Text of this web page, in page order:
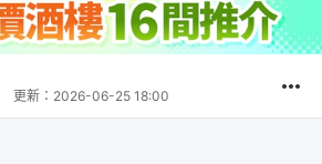
更新： 2026-06-25 18:00